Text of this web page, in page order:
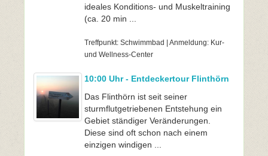
ideales Konditions- und Muskeltraining
(ca. 20 min ...
Treffpunkt: Schwimmbad | Anmeldung: Kur-
und Wellness-Center
10:00 Uhr - Entdeckertour Flinthörn
Das Flinthörn ist seit seiner
sturmflutgetriebenen Entstehung ein
Gebiet ständiger Veränderungen.
Diese sind oft schon nach einem
einzigen windigen ...